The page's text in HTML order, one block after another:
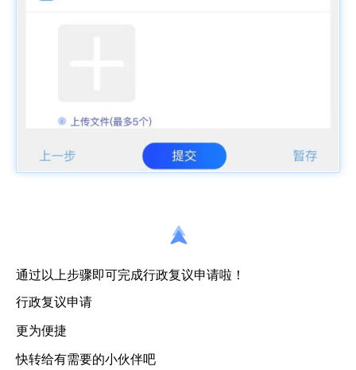
通过以上步骤即可完成行政复议申请啦！
行政复议申请
更为便捷
快转给有需要的小伙伴吧